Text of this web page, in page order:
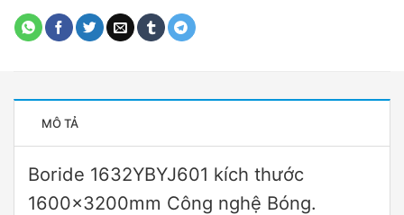
MÔ TẢ
Boride 1632YBYJ601 kích thước
1600x3200mm Công nghệ Bóng.